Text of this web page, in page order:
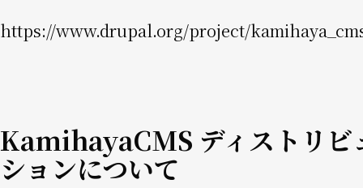
https://www.drupal.org/project/
KamihayaCMS ディストリビ
ションについて